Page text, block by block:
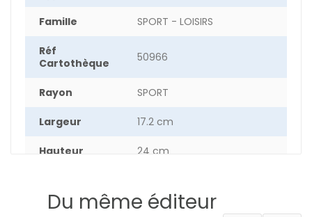
Famille SPORT - LOISIRS
Réf
Cartothèque
50966
Rayon SPORT
Largeur 17.2 cm
Hauteur 24 cm
Poids 53.1 g
Du même éditeur